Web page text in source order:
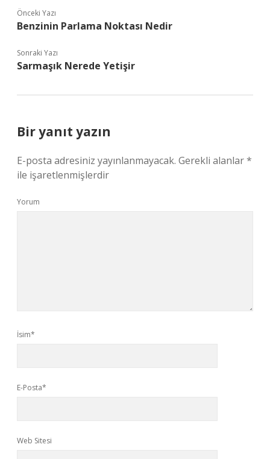
Önceki Yazı
Benzinin Parlama Noktası Nedir
Sonraki Yazı
Sarmaşık Nerede Yetişir
Bir yanıt yazın
E-posta adresiniz yayınlanmayacak. Gerekli alanlar*
ile işaretlenmişlerdir
Yorum
İsim*
E-Posta*
Web Sitesi